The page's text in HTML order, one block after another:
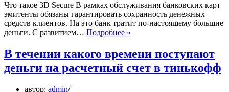
Что такое 3D Secure В рамках обслуживания банковских карт
эмитенты обязаны гарантировать сохранность денежных
средств клиентов. На это банк тратит по-настоящему большие
деньги. С развитием… Подробнее »
тинькофф
как
включить
В течении какого времени поступают
деньги на расчетный счет в тинькофф
автор: admin